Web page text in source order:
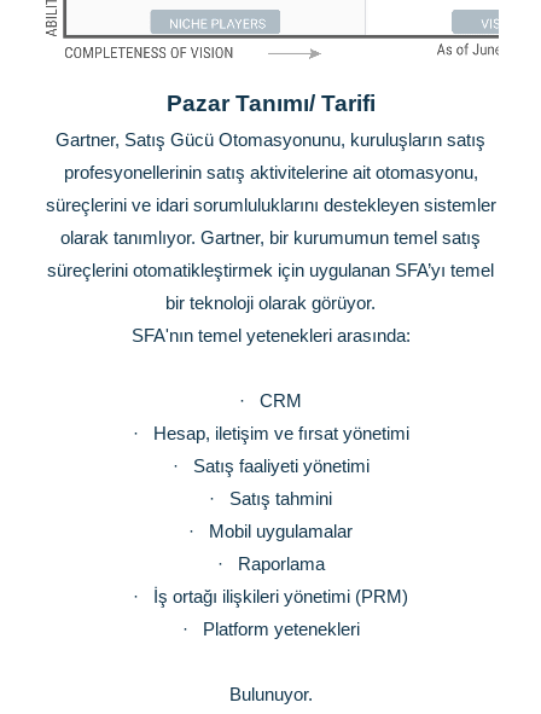
Pazar Tanımı/ Tarifi
Gartner, Satış Gücü Otomasyonunu, kuruluşların satış
profesyonellerinin satış aktivitelerine ait otomasyonu,
süreçlerini ve idari sorumluluklarını destekleyen sistemler
olarak tanımlıyor. Gartner, bir kurumumun temel satış
süreçlerini otomatikleştirmek için uygulanan SFA’yı temel
bir teknoloji olarak görüyor.
SFA'nın temel yetenekleri arasında:
·
CRM
·
Hesap, iletişim ve fırsat yönetimi
·
Satış faaliyeti yönetimi
·
Satış tahmini
·
Mobil uygulamalar
·
Raporlama
·
İş ortağı ilişkileri yönetimi (PRM)
·
Platform yetenekleri
Bulunuyor.